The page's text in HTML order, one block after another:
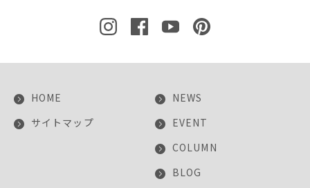
HOME
サイトマップ
NEWS
EVENT
COLUMN
BLOG